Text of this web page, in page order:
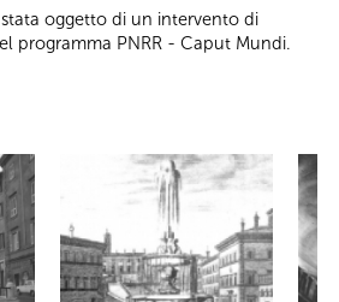
oggetto di un intervento di
programma PNRR - Caput Mundi.